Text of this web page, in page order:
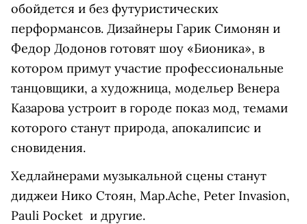
обойдется и без футуристических
перформансов. Дизайнеры Гарик Симонян и
Федор Додонов готовят шоу «Бионика», в
котором примут участие профессиональные
танцовщики, а художница, модельер Венера
Казарова устроит в городе показ мод, темами
которого станут природа, апокалипсис и
сновидения.
Хедлайнерами музыкальной сцены станут
диджеи Нико Стоян, Map.Ache, Peter Invasion,
Pauli Pocket и другие.